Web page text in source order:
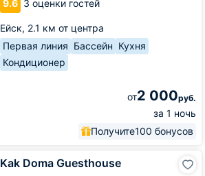
9.6 3 оценки гостей
Ейск, 2.1 км от центра
Первая линия Бассейн Кухня
Кондиционер
от2 000руб.
за 1 ночь
Получите100 бонусов
Kak Doma Guesthouse